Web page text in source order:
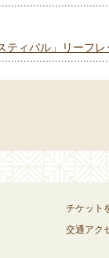
ティバル」リーフレ
チケット
交通アク